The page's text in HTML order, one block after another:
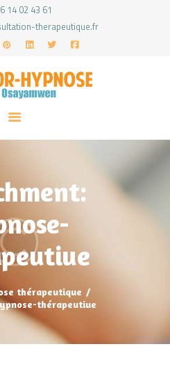
14 02 43 61
therapeutique.fr
thérapeutique
thérapeutiue